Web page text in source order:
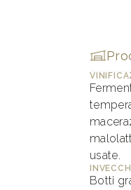
usate.
Botti